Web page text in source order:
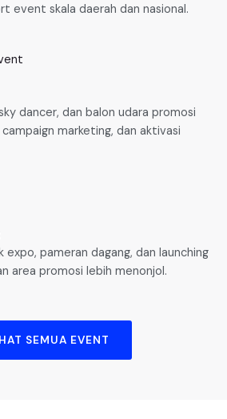
event skala daerah dan nasional.
dancer, dan balon udara promosi
marketing, dan aktivasi
pameran dagang, dan launching
area promosi lebih menonjol.
SEMUA EVENT